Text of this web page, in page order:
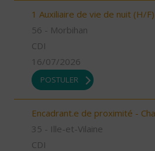
1 Auxiliaire de vie de nuit (H/F)
56 - Morbihan
CDI
16/07/2026
POSTULER
Encadrant.e de proximité -
35 - Ille-et-Vilaine
CDI